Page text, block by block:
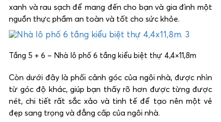
xanh và rau sạch để mang đến cho bạn và gia đình một
nguồn thực phẩm an toàn và tốt cho sức khỏe.
Tầng 5 + 6 – Nhà lô phố 6 tầng kiểu biệt thự 4,4×11,8m
Còn dưới đây là phối cảnh góc của ngôi nhà, được nhìn
từ góc độ khác, giúp bạn thấy rõ hơn được từng được
nét, chi tiết rất sắc xảo và tinh tế để tạo nên một vẻ
đẹp sang trọng và đẳng cấp của ngôi nhà.